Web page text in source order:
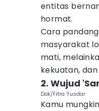
entitas
hormat.
Cara
masyarakat
mati,
kekuatan,
2. Wujud
Dok/Fitra Yusdar
Kamu